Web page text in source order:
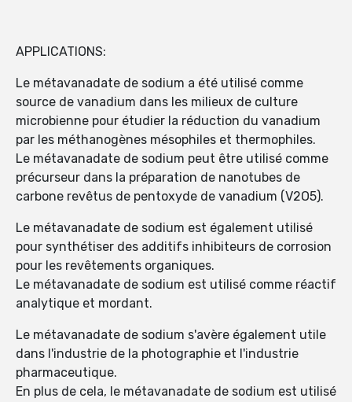
APPLICATIONS:
Le métavanadate de sodium a été utilisé comme
source de vanadium dans les milieux de culture
microbienne pour étudier la réduction du vanadium
par les méthanogènes mésophiles et thermophiles.
Le métavanadate de sodium peut être utilisé comme
précurseur dans la préparation de nanotubes de
carbone revêtus de pentoxyde de vanadium (V2O5).
Le métavanadate de sodium est également utilisé
pour synthétiser des additifs inhibiteurs de corrosion
pour les revêtements organiques.
Le métavanadate de sodium est utilisé comme réactif
analytique et mordant.
Le métavanadate de sodium s'avère également utile
dans l'industrie de la photographie et l'industrie
pharmaceutique.
En plus de cela, le métavanadate de sodium est utilisé